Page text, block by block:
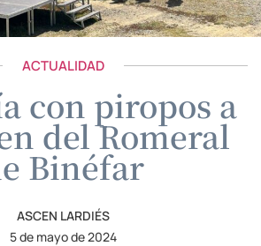
ACTUALIDAD
con piropos a
del Romeral
Binéfar
ASCEN LARDIÉS
5 de mayo de 2024